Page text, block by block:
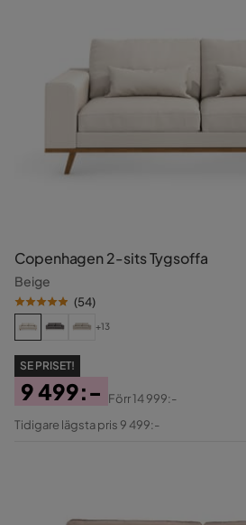
Copenhagen 2-sits Tygsoffa
Beige
(54)
+13
SE PRISET!
Pris
9 499:-
Original
Förr14 999:-
Tidigare lägsta pris 9 499:-